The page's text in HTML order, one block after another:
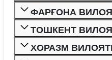
ФАРҒОНА
ТОШКЕНТ
ХОРАЗМ